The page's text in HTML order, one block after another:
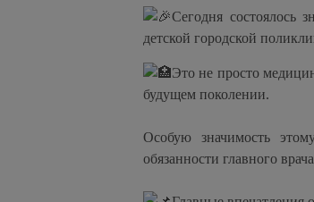
Сегодня состоялось
детской городской
Это не просто
будущем поколении.
Особую значимость
обязанности главного